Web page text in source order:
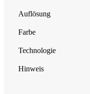
Auflösung
Farbe
Technologie
Hinweis